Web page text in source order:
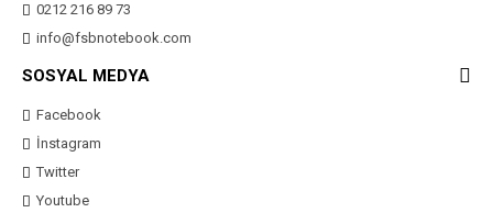
0212 216 89 73
info@fsbnotebook.com
SOSYAL MEDYA
Facebook
İnstagram
Twitter
Youtube